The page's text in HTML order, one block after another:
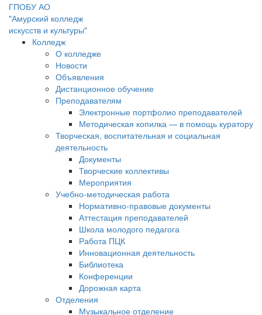
ГПОБУ АО
"Амурский колледж
искусств и культуры"
Колледж
О колледже
Новости
Объявления
Дистанционное обучение
Преподавателям
Электронные портфолио преподавателей
Методическая копилка — в помощь куратору
Творческая, воспитательная и социальная
деятельность
Документы
Творческие коллективы
Мероприятия
Учебно-методическая работа
Нормативно-правовые документы
Аттестация преподавателей
Школа молодого педагога
Работа ПЦК
Инновационная деятельность
Библиотека
Конференции
Дорожная карта
Отделения
Музыкальное отделение